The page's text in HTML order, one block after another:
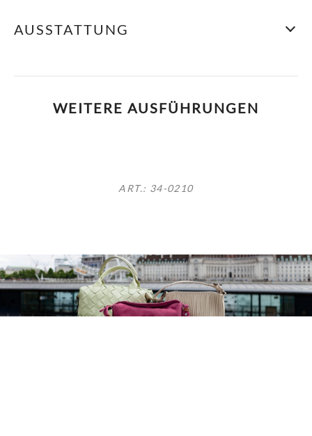
AUSSTATTUNG
WEITERE AUSFÜHRUNGEN
ART.: 34-0210